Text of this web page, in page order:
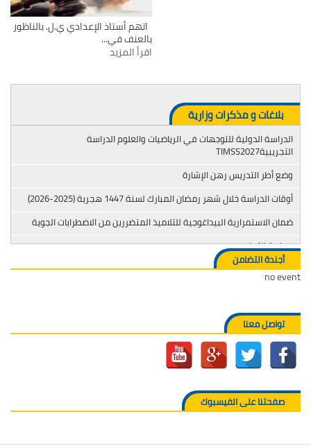
اتهم أستاذ الإعدادي ي.ل. بالناظور
بالعنف في...
اقرأ المزيد
بلاغات و مذكرات وزارية
الدراسة الدولية للتوجهات في الرياضيات والعلوم الدراسة
التجريبيةTIMSS2027
وضع أطر التدريس رهن الإشارة
أوقات الدراسة خلال شهر رمضان المبارك لسنة 1447 هجرية (2025-2026)
ضمان الاستمرارية البيداغوجية للتلاميذ المتضررين من الاضطرابات الجوية
محاربة التدخين
أجندة التضامن
no event
تواصل معنا
صفحتنا على الفيسبوك